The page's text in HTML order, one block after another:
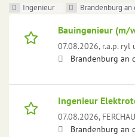
Ingenieur Brandenburg an
Bauingenieur
07.08.2026, r.a.p. ryl
Brandenburg an
Ingenieur
07.08.2026,
Brandenburg an